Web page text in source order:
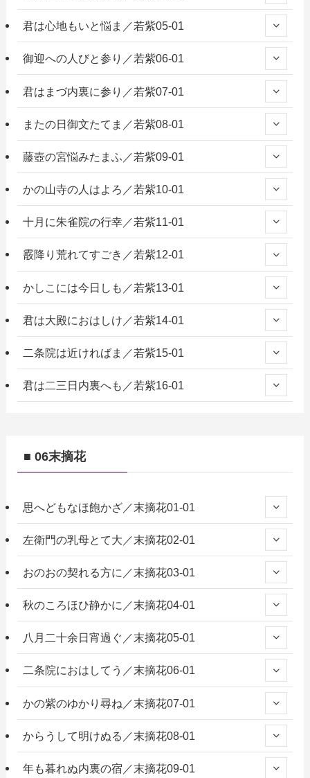
君は心地もいと悩ま／若紫05-01
御迎への人びと参り／若紫06-01
君はまづ内裏に参り／若紫07-01
またの日御文たてま／若紫08-01
藤壺の宮悩みたまふ／若紫09-01
かの山寺の人はよろ／若紫10-01
十月に朱雀院の行幸／若紫11-01
霰降り荒れてすごき／若紫12-01
かしこには今日しも／若紫13-01
君は大殿におはしけ／若紫14-01
二条院は近ければま／若紫15-01
君は二三日内裏へも／若紫16-01
■ 06末摘花
思へどもなほ飽かざ／末摘花01-01
左衛門の乳母とて大／末摘花02-01
おのおの契れる方に／末摘花03-01
秋のころほひ静かに／末摘花04-01
八月二十余日宵過ぐ／末摘花05-01
二条院におはしてう／末摘花06-01
かの紫のゆかり尋ね／末摘花07-01
からうして明けぬる／末摘花08-01
年も暮れぬ内裏の宿／末摘花09-01